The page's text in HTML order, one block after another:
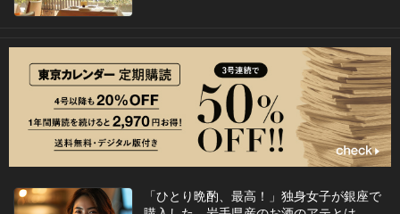
「ひとり晩酌、最高！」独身女子が銀座で